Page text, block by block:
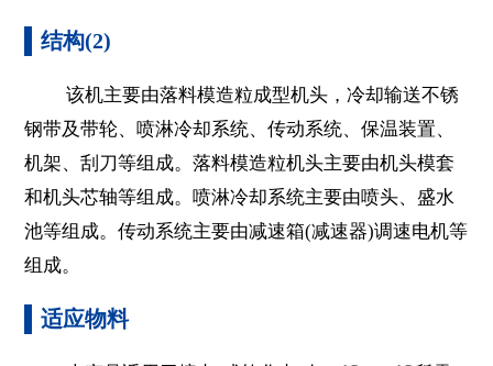
结构(2)
该机主要由落料模造粒成型机头，冷却输送不锈
钢带及带轮、喷淋冷却系统、传动系统、保温装置、
机架、刮刀等组成。落料模造粒机头主要由机头模套
和机头芯轴等组成。喷淋冷却系统主要由喷头、盛水
池等组成。传动系统主要由减速箱(减速器)调速电机等
组成。
适应物料